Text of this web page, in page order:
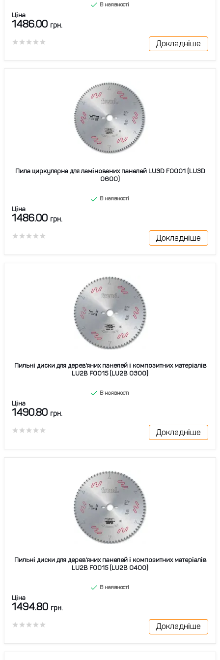
В наявності
Ціна
1486.00 грн.
Докладніше
Пила циркулярна для ламінованих панелей LU3D F0001 (LU3D
0600)
В наявності
Ціна
1486.00 грн.
Докладніше
Пильні диски для дерев'яних панелей і композитних матеріалів
LU2B F0015 (LU2B 0300)
В наявності
Ціна
1490.80 грн.
Докладніше
Пильні диски для дерев'яних панелей і композитних матеріалів
LU2B F0015 (LU2B 0400)
В наявності
Ціна
1494.80 грн.
Докладніше